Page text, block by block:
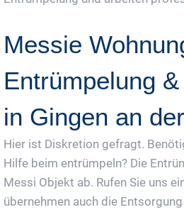
Messie
Entrümpelung
in Gingen an
Hier ist Diskretion gefragt.
Hilfe beim entrümpeln? Die
Messi Objekt ab. Rufen Sie uns
übernehmen auch die